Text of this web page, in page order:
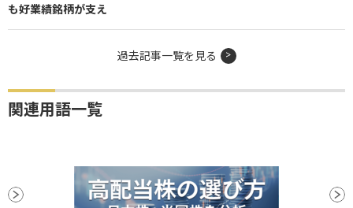
も好業績銘柄が支え
過去記事一覧を見る
関連用語一覧